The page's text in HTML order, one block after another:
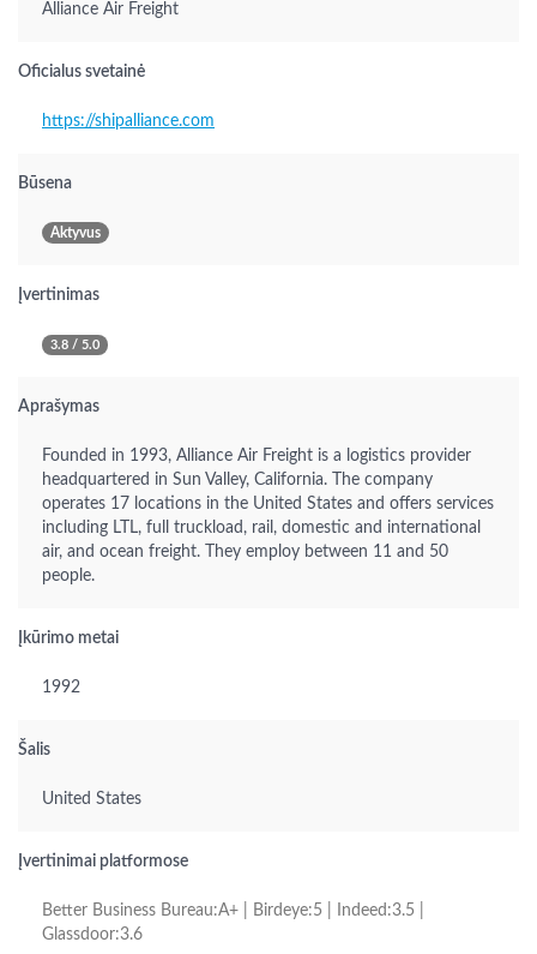
Alliance Air Freight
Oficialus svetainė
https://shipalliance.com
Būsena
Aktyvus
Įvertinimas
3.8 / 5.0
Aprašymas
Founded in 1993, Alliance Air Freight is a logistics provider
headquartered in Sun Valley, California. The company
operates 17 locations in the United States and offers services
including LTL, full truckload, rail, domestic and international
air, and ocean freight. They employ between 11 and 50
people.
Įkūrimo metai
1992
Šalis
United States
Įvertinimai platformose
Better Business Bureau:A+ | Birdeye:5 | Indeed:3.5 |
Glassdoor:3.6